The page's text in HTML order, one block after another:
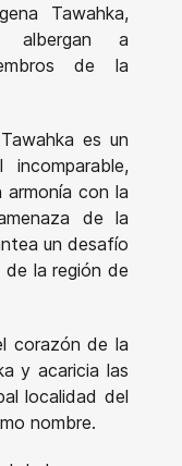
Tawahka,
albergan a
de la
es un
con la
de la
un desafío
la región de
corazón de la
y acaricia las
localidad del
nombre.